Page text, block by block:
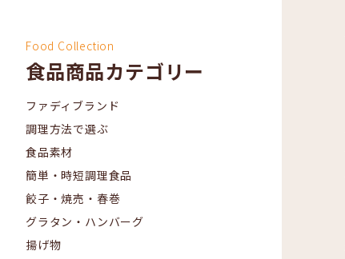
Food Collection
食品商品カテゴリー
ファディブランド
調理方法で選ぶ
食品素材
簡単・時短調理食品
餃子・焼売・春巻
グラタン・ハンバーグ
揚げ物